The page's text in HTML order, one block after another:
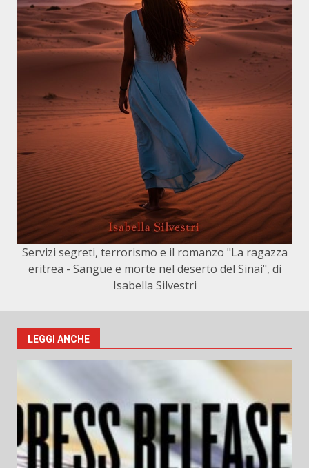
Servizi segreti, terrorismo e il romanzo "La ragazza
eritrea - Sangue e morte nel deserto del Sinai", di
Isabella Silvestri
LEGGI ANCHE